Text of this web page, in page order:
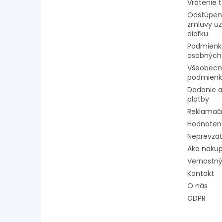
Vrátenie
zmluvy
diaľku
Dodanie
platby
Ako
Kontakt
O nás
GDPR